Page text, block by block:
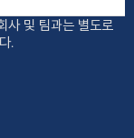
사 및 팀과는 별도로
.